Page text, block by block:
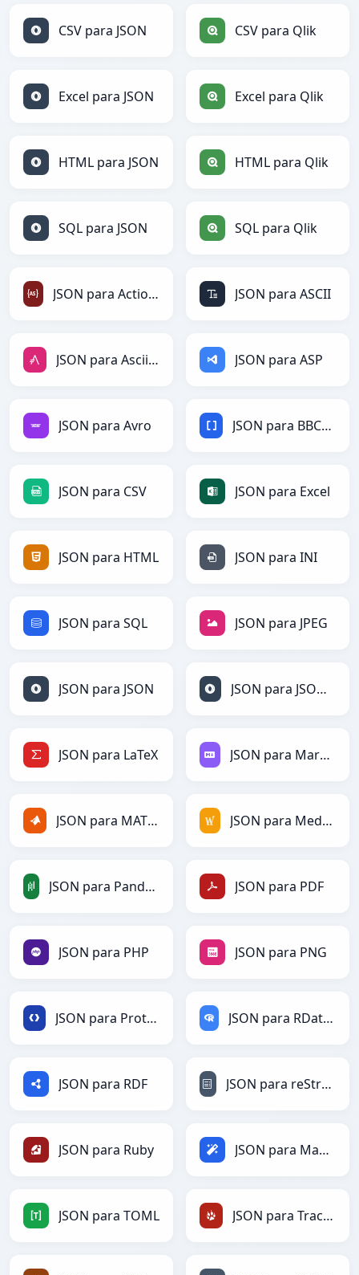
CSV para JSON CSV para Qlik
Excel para JSON Excel para Qlik
HTML para JSON HTML para Qlik
SQL para JSON SQL para Qlik
JSON para ActionScript JSON para ASCII
JSON para AsciiDoc JSON para ASP
JSON para Avro JSON para BBCode
JSON para CSV JSON para Excel
JSON para HTML JSON para INI
JSON para SQL JSON para JPEG
JSON para JSON JSON para JSONLines
JSON para LaTeX JSON para Markdown
JSON para MATLAB JSON para MediaWiki
JSON para PandasDataFrame JSON para PDF
JSON para PHP JSON para PNG
JSON para Protobuf JSON para RDataFrame
JSON para RDF JSON para reStructuredText
JSON para Ruby JSON para Magic
JSON para TOML JSON para TracWiki